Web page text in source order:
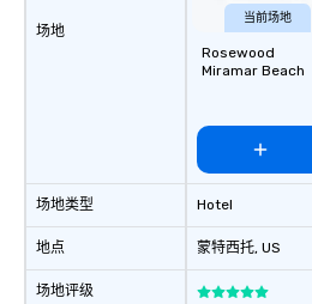
transportation pick-up and drop-off,
as well as an event photographer. And
for groups that desire an extra luxe
glittering lights of The Strip. A
Memorable Experience for All Lip
Smacking Foodie Tours offers a way
to gather and dine that few have
experienced, and all are sure to
are special, from the first stop to the
场地
场地类型
地点
场地评级
当前场地
Rosewood
Miramar Beach
Hotel
蒙特西托, US